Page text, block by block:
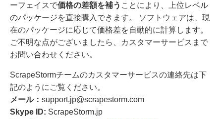
ーフェイスで価格の差額を補う ことにより、上位レベル
のパッケージを直接購入できます。 ソフトウェアは、現
在のパッケージに応じて価格差を自動的に計算します。
ご不明な点がございましたら、カスタマーサービスまで
お問い合わせください。
ScrapeStormチームのカスタマーサービスの連絡先は下
記のようにご覧ください。
メール： support.jp@scrapestorm.com
Skype ID: ScrapeStorm.jp